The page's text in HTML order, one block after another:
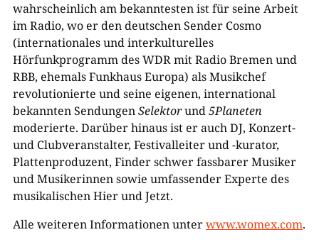
wahrscheinlich am bekanntesten ist für seine Arbeit
im Radio, wo er den deutschen Sender Cosmo
(internationales und interkulturelles
Hörfunkprogramm des WDR mit Radio Bremen und
RBB, ehemals Funkhaus Europa) als Musikchef
revolutionierte und seine eigenen, international
bekannten SendungenSelektorund5Planeten
moderierte. Darüber hinaus ist er auch DJ, Konzert-
und Clubveranstalter, Festivalleiter und -kurator,
Plattenproduzent, Finder schwer fassbarer Musiker
und Musikerinnen sowie umfassender Experte des
musikalischen Hier und Jetzt.
Alle weiteren Informationen unterwww.womex.com.